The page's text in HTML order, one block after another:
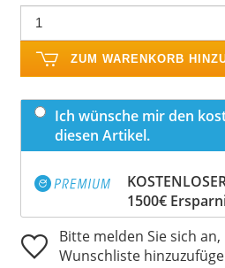
ZUM WARENKORB
Ich wünsche mir den
diesen Artikel.
1500€
Bitte melden Sie sich
Wunschliste